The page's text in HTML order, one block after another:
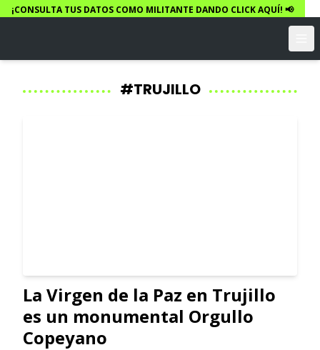
¡CONSULTA TUS DATOS COMO MILITANTE DANDO CLICK AQUÍ! 📢
#TRUJILLO
La Virgen de la Paz en Trujillo
es un monumental Orgullo
Copeyano